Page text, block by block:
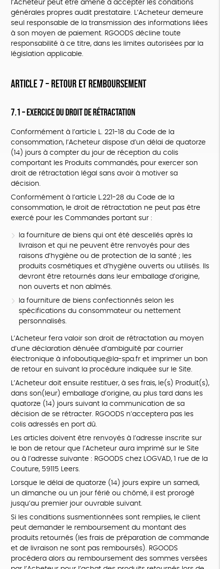
l’Acheteur peut être amené à accepter les conditions
générales propres audit prestataire. L’Acheteur demeure
seul responsable de la transmission des informations liées
à son moyen de paiement. RGOODS décline toute
responsabilité à ce titre, dans les limites autorisées par la
législation applicable.
ARTICLE 7 – RETOUR ET REMBOURSEMENT
7.1 – Exercice du droit de rétractation
Conformément à l’article L. 221-18 du Code de la
consommation, l’Acheteur dispose d’un délai de quatorze
(14) jours à compter du jour de réception du colis
comportant les Produits commandés, pour exercer son
droit de rétractation légal sans avoir à motiver sa
décision.
Conformément à l’article L.221-28 du Code de la
consommation, le droit de rétractation ne peut pas être
exercé pour les Commandes portant sur :
la fourniture de biens qui ont été descellés après la
livraison et qui ne peuvent être renvoyés pour des
raisons d’hygiène ou de protection de la santé ; les
produits cosmétiques et d’hygiène ouverts ou utilisés. Ils
devront être retournés dans leur emballage d’origine,
non ouverts et non abîmés.
la fourniture de biens confectionnés selon les
spécifications du consommateur ou nettement
personnalisés.
L’Acheteur fera valoir son droit de rétractation au moyen
d’une déclaration dénuée d’ambiguïté par courrier
électronique à infoboutique@la-spa.fr et imprimer un bon
de retour en suivant la procédure indiquée sur le Site.
L’Acheteur doit ensuite restituer, à ses frais, le(s) Produit(s),
dans son(leur) emballage d’origine, au plus tard dans les
quatorze (14) jours suivant la communication de sa
décision de se rétracter. RGOODS n’acceptera pas les
colis adressés en port dû.
Les articles doivent être renvoyés à l’adresse inscrite sur
le bon de retour que l’Acheteur aura imprimé sur le Site
ou à l’adresse suivante : RGOODS chez LOGVAD, 1 rue de la
Couture, 59115 Leers.
Lorsque le délai de quatorze (14) jours expire un samedi,
un dimanche ou un jour férié ou chômé, il est prorogé
jusqu’au premier jour ouvrable suivant.
Si les conditions susmentionnées sont remplies, le client
peut demander le remboursement du montant des
produits retournés (les frais de préparation de commande
et de livraison ne sont pas remboursés). RGOODS
procédera alors au remboursement des sommes versées